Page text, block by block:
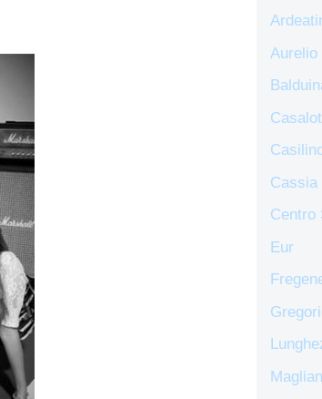
Aurelio
Cassia
Centro
Eur